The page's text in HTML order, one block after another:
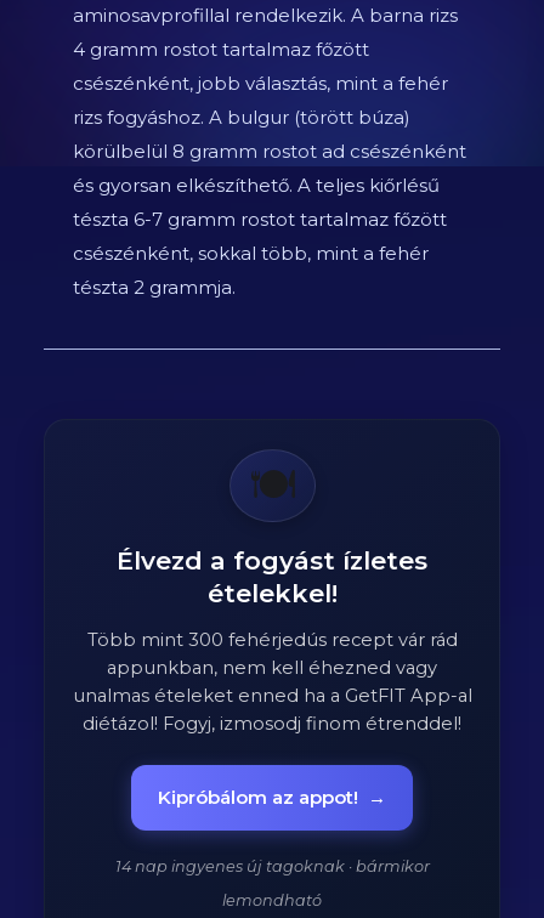
aminosavprofillal rendelkezik. A barna rizs
4 gramm rostot tartalmaz főzött
csészénként, jobb választás, mint a fehér
rizs fogyáshoz. A bulgur (törött búza)
körülbelül 8 gramm rostot ad csészénként
és gyorsan elkészíthető. A teljes kiőrlésű
tészta 6-7 gramm rostot tartalmaz főzött
csészénként, sokkal több, mint a fehér
tészta 2 grammja.
🍽️
Élvezd a fogyást ízletes
ételekkel!
Több mint 300 fehérjedús recept vár rád
appunkban, nem kell éhezned vagy
unalmas ételeket enned ha a GetFIT App-al
diétázol! Fogyj, izmosodj finom étrenddel!
Kipróbálom az appot! →
14 nap ingyenes új tagoknak · bármikor
lemondható